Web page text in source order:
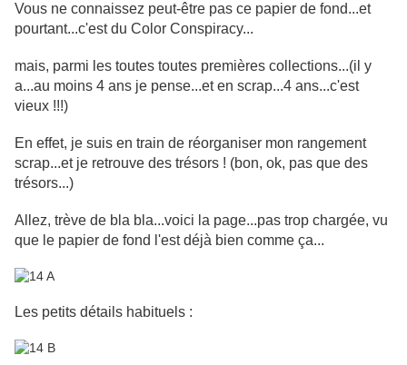
Vous ne connaissez peut-être pas ce papier de fond...et
pourtant...c'est du Color Conspiracy...
mais, parmi les toutes toutes premières collections...(il y
a...au moins 4 ans je pense...et en scrap...4 ans...c'est
vieux !!!)
En effet, je suis en train de réorganiser mon rangement
scrap...et je retrouve des trésors ! (bon, ok, pas que des
trésors...)
Allez, trève de bla bla...voici la page...pas trop chargée, vu
que le papier de fond l'est déjà bien comme ça...
Les petits détails habituels :